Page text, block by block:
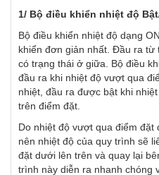
1/ Bộ điều khiển nhiệt độ
Bộ điều khiển nhiệt độ dạng
khiển đơn giản nhất. Đầu ra từ
có trạng thái ở giữa. Bộ điều
đầu ra khi nhiệt độ vượt qua
nhiệt, đầu ra được bật khi
trên điểm đặt.
Do nhiệt độ vượt qua điểm đặt
nên nhiệt độ của quy trình sẽ
đặt dưới lên trên và quay lại
trình này diễn ra nhanh chóng